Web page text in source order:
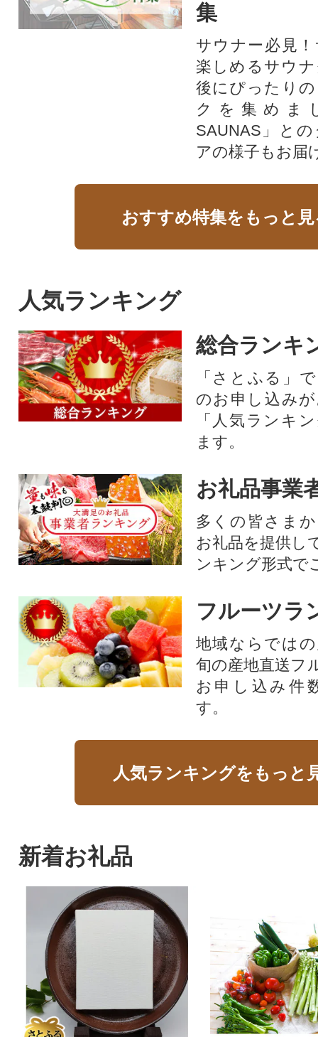
集
サウナー必見
楽しめるサウ
後にぴったり
クを集めま
SAUNAS」と
アの様子もお届
おすすめ特集をもっと
人気ランキング
総合ランキ
「さとふる」
のお申し込み
「人気ランキ
ます。
お礼品事業
多くの皆さま
お礼品を提供し
ンキング形式で
フルーツラ
地域ならでは
旬の産地直送フ
お申し込み件
す。
人気ランキングをもっと
新着お礼品